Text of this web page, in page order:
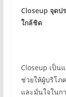
Closeup จุดป
ใกล้ชิด
Closeup เป็
ช่วยให้ผู้บริโ
และมั่นใจในก